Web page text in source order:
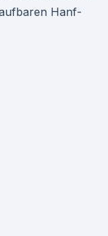
Hanf-